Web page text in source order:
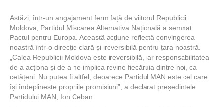
Astăzi, într-un angajament ferm față de viitorul Republicii
Moldova, Partidul Mișcarea Alternativa Națională a semnat
Pactul pentru Europa. Această acțiune reflectă convingerea
noastră într-o direcție clară și ireversibilă pentru țara noastră.
„Calea Republicii Moldova este ireversibilă, iar responsabilitatea
de a acționa și de a ne implica revine fiecăruia dintre noi, ca
cetățeni. Nu putea fi altfel, deoarece Partidul MAN este cel care
își îndeplinește propriile promisiuni”, a declarat președintele
Partidului MAN, Ion Ceban.